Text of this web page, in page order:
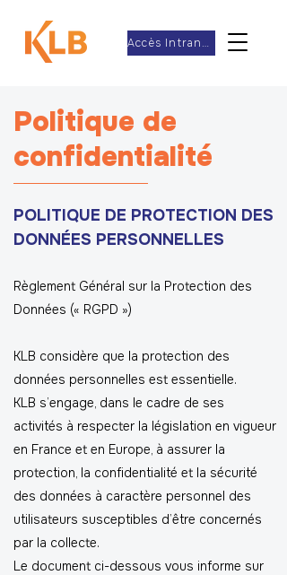
Accès Intranet
Politique de
confidentialité
POLITIQUE DE PROTECTION DES
DONNÉES PERSONNELLES
Règlement Général sur la Protection des
Données (« RGPD »)
KLB considère que la protection des
données personnelles est essentielle.
KLB s’engage, dans le cadre de ses
activités à respecter la législation en vigueur
en France et en Europe, à assurer la
protection, la confidentialité et la sécurité
des données à caractère personnel des
utilisateurs susceptibles d’être concernés
par la collecte.
Le document ci-dessous vous informe sur